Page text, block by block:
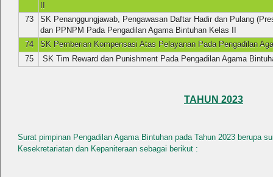
II
73
SK Penanggungjawab, Pengawasan Daftar Hadir dan Pulang
dan PPNPM Pada Pengadilan Agama Bintuhan Kelas II
74
SK Pemberian Kompensasi Atas Pelayanan Pada Pengadilan
75
SK Tim Reward dan Punishment Pada Pengadilan Agama
TAHUN 2023
Surat pimpinan Pengadilan Agama Bintuhan pada Tahun 2023 berupa
Kesekretariatan dan Kepaniteraan sebagai berikut :